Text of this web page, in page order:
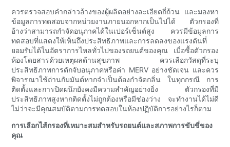
ควรตรวจสอบคำกล่าวอ้างของผู้ผลิตอย่างละเอียดถี่ถ้วน และมองหา
ข้อมูลการทดสอบจากหน่วยงานภายนอกหากเป็นไปได้ ตัวกรองที่
อ้างว่าสามารถกำจัดอนุภาคได้ในเปอร์เซ็นต์สูง ควรมีข้อมูลการ
ทดสอบที่แสดงให้เห็นถึงประสิทธิภาพและการลดลงของแรงดันที่
ยอมรับได้ในอัตราการไหลทั่วไปของรถยนต์ของคุณ เมื่อซื้อตัวกรอง
ห้องโดยสารด้วยเหตุผลด้านสุขภาพ ควรเลือกวัสดุที่ระบุ
ประสิทธิภาพการดักจับอนุภาคหรือค่า MERV อย่างชัดเจน และควร
พิจารณาใช้ถ่านกัมมันต์หากจำเป็นต้องกำจัดกลิ่น ในทุกกรณี การ
ติดตั้งและการปิดผนึกยังคงมีความสำคัญอย่างยิ่ง ตัวกรองที่มี
ประสิทธิภาพสูงหากติดตั้งไม่ถูกต้องหรือมีช่องว่าง จะทำงานได้ไม่ดี
ไม่ว่าจะมีคุณสมบัติตามการทดสอบในห้องปฏิบัติการอย่างไรก็ตาม
การเลือกไส้กรองที่เหมาะสมสำหรับรถยนต์และสภาพการขับขี่ของ
คุณ